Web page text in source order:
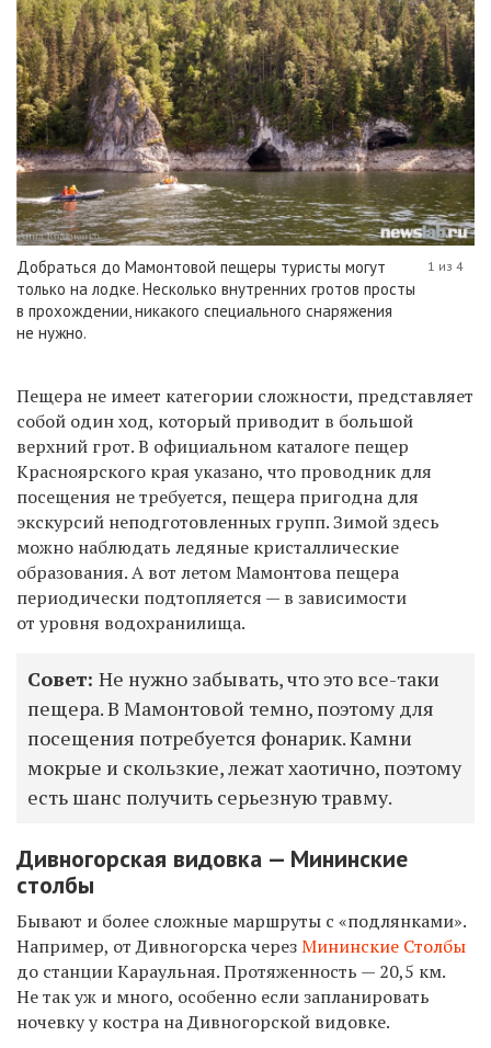
Добраться до Мамонтовой пещеры туристы могут
только на лодке. Несколько внутренних гротов просты
в прохождении, никакого специального снаряжения
не нужно.
1 из 4
Пещера не имеет категории сложности, представляет
собой один ход, который приводит в большой
верхний грот. В официальном каталоге пещер
Красноярского края указано, что проводник для
посещения не требуется, пещера пригодна для
экскурсий неподготовленных групп. Зимой здесь
можно наблюдать ледяные кристаллические
образования. А вот летом Мамонтова пещера
периодически подтопляется — в зависимости
от уровня водохранилища.
Совет: Не нужно забывать, что это все-таки
пещера. В Мамонтовой темно, поэтому для
посещения потребуется фонарик. Камни
мокрые и скользкие, лежат хаотично, поэтому
есть шанс получить серьезную травму.
Дивногорская видовка — Мининские
столбы
Бывают и более сложные маршруты с «подлянками».
Например, от Дивногорска черезМининские Столбы
до станции Караульная. Протяженность — 20,5 км.
Не так уж и много, особенно если запланировать
ночевку у костра на Дивногорской видовке.